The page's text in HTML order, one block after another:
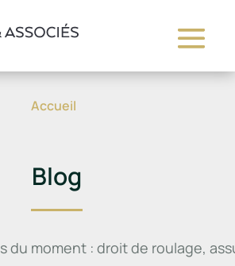
Accueil
Blog
du moment : droit de roulage,